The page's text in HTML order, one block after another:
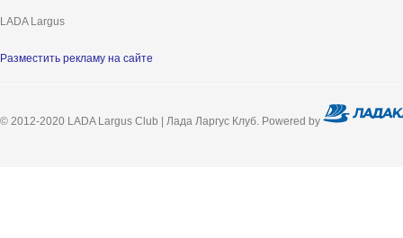
LADA Largus
Разместить рекламу на сайте
© 2012-2020 LADA Largus Club | Лада Ларгус Клуб. Powered by